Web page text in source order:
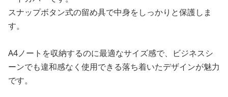
スナップボタン式の留め具で中身をしっかりと保護しま
す。
A4ノートを収納するのに最適なサイズ感で、ビジネスシ
ーンでも違和感なく使用できる落ち着いたデザインが魅力
です。